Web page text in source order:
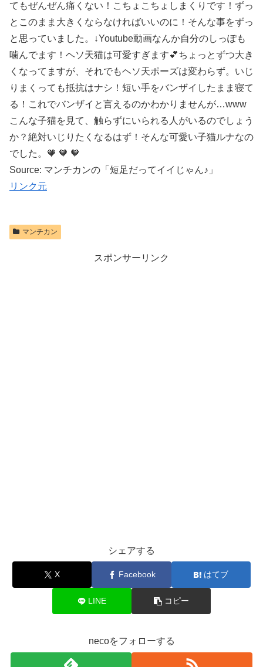
てもぜんぜん痛くない！こちょこちょしまくりです！ずっ
とこのまま大きくならなければいいのに！そんな事をずっ
と思っていました。↓Youtube動画なんか自分のしっぽも
噛んでます！ヘソ天猫は可愛すぎます💕ちょっとずつ大き
くなってますが、それでもヘソ天ポーズは変わらず。いじ
りまくっても抵抗はナシ！短い手をバンザイしたまま寝て
る！これでバンザイと言えるのかわかりませんが…www
こんな子猫を見て、触らずにいられる人がいるのでしょう
か？絶対いじりたくなるはず！そんな可愛い子猫ルナなの
でした。🧡 🧡 🧡
Source: マンチカンの「短足だってイイじゃん♪」
リンク元
マンチカン
スポンサーリンク
シェアする
X Facebook はてブ
LINE コピー
necoをフォローする